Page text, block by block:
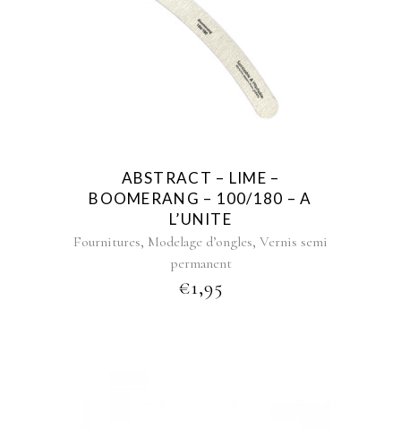
ABSTRACT – LIME –
BOOMERANG – 100/180 – A
L’UNITE
Fournitures, Modelage d’ongles, Vernis semi
permanent
€1,95